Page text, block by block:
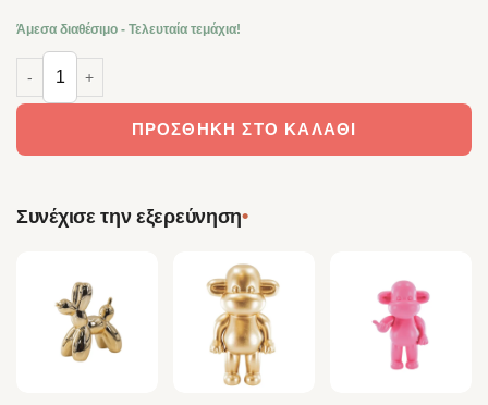
Άμεσα διαθέσιμο - Τελευταία τεμάχια!
HOUSEVITAMIN Διακοσμητικό Monkey “The Legend” Black 19cm
ΠΡΟΣΘΉΚΗ ΣΤΟ ΚΑΛΆΘΙ
Συνέχισε την εξερεύνηση•